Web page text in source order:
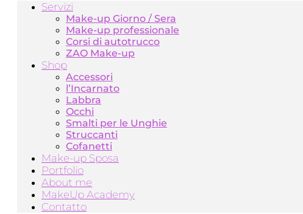
Servizi
Make-up Giorno / Sera
Make-up professionale
Corsi di autotrucco
ZAO Make-up
Shop
Accessori
l’Incarnato
Labbra
Occhi
Smalti per le Unghie
Struccanti
Cofanetti
Make-up Sposa
Portfolio
About me
MakeUp Academy
Contatto